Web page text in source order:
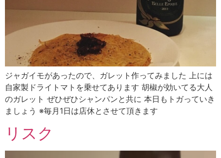
ジャガイモがあったので、ガレット作ってみました 上には
自家製ドライトマトを乗せてあります 胡椒が効いてる大人
のガレット ぜひぜひシャンパンと共に 本日もトガっていき
ましょう ※毎月1日は店休とさせて頂きます
リスク